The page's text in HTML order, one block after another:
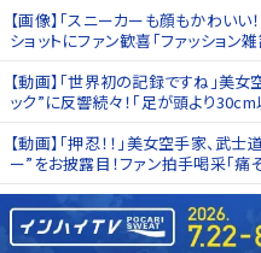
【画像】「スニーカーも顔もかわいい
ショットにファン歓喜「ファッション
【動画】「世界初の記録ですね」美
ック”に反響続々！「足が頭より30cm
【動画】「押忍！！」美女空手家、武
ー”をお披露目！ファン拍手喝采「痛